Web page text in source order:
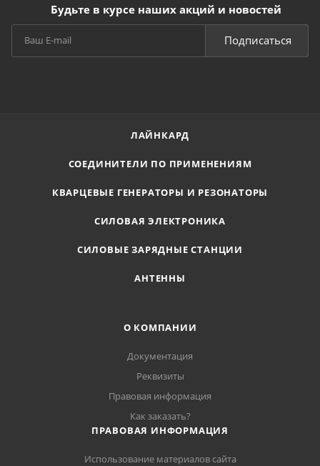
Будьте в курсе наших акций и новостей
Подписаться
ЛАЙНКАРД
СОЕДИНИТЕЛИ ПО ПРИМЕНЕНИЯМ
КВАРЦЕВЫЕ ГЕНЕРАТОРЫ И РЕЗОНАТОРЫ
СИЛОВАЯ ЭЛЕКТРОНИКА
СИЛОВЫЕ ЗАРЯДНЫЕ СТАНЦИИ
АНТЕННЫ
О КОМПАНИИ
Документация
Реквизиты
Правовая информация
Как заказать?
ПРАВОВАЯ ИНФОРМАЦИЯ
Использование материалов сайта